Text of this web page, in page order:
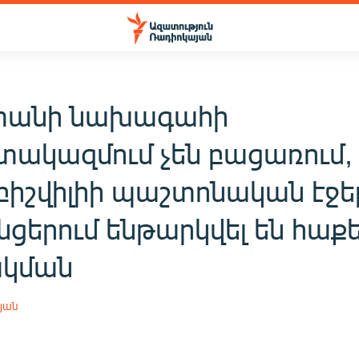
նախագահի
չեն բացառում,
պաշտոնական
ենթարկվել են